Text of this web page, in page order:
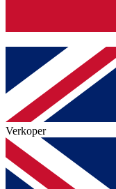
Verkoper